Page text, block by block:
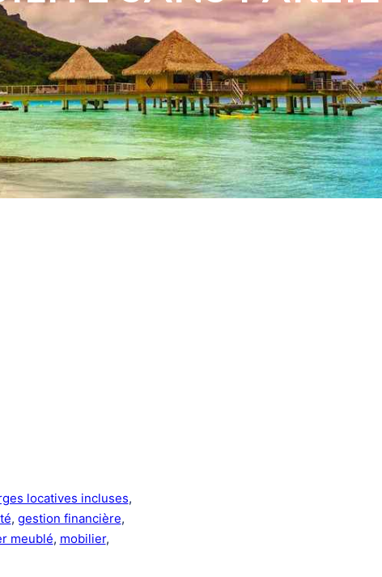
locatives incluses
, gestion financière
meublé, mobilier